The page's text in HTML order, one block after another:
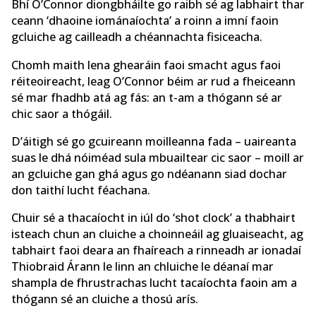
Bhí O’Connor diongbháilte go raibh sé ag labhairt thar
ceann ‘dhaoine iománaíochta’ a roinn a imní faoin
gcluiche ag cailleadh a chéannachta fisiceacha.
Chomh maith lena ghearáin faoi smacht agus faoi
réiteoireacht, leag O’Connor béim ar rud a fheiceann
sé mar fhadhb atá ag fás: an t-am a thógann sé ar
chic saor a thógáil.
D’áitigh sé go gcuireann moilleanna fada – uaireanta
suas le dhá nóiméad sula mbuailtear cic saor – moill ar
an gcluiche gan ghá agus go ndéanann siad dochar
don taithí lucht féachana.
Chuir sé a thacaíocht in iúl do ‘shot clock’ a thabhairt
isteach chun an cluiche a choinneáil ag gluaiseacht, ag
tabhairt faoi deara an fhaíreach a rinneadh ar ionadaí
Thiobraid Árann le linn an chluiche le déanaí mar
shampla de fhrustrachas lucht tacaíochta faoin am a
thógann sé an cluiche a thosú arís.